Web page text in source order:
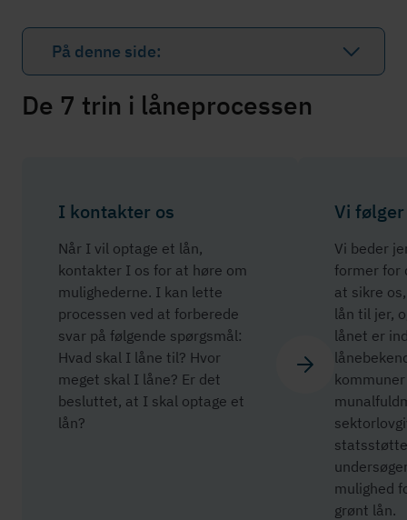
På denne side:
De 7 trin i låneprocessen
I kontakter os
Når I vil optage et lån,
kontakter I os for at høre om
mulighederne. I kan lette
processen ved at forberede
svar på følgende spørgsmål:
Hvad skal I låne til? Hvor
meget skal I låne? Er det
besluttet, at I skal optage et
lån?
Vi
Vi beder
former for
at sikre
lån til jer,
lånet er
mulighed
grønt lån.